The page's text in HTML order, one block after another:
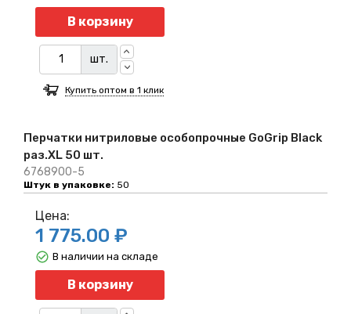
Перчатки нитриловые особопрочные GoGrip Black
раз.XL 50 шт.
6768900-5
Штук в упаковке: 50
В корзину
шт.
Купить оптом в 1 клик
Цена:
1 775.00 ₽
В корзину
В наличии на складе